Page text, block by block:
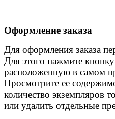
Оформление заказа
Для оформления заказа
Для этого нажмите
расположенную в самом
Просмотрите ее
количество экземпляров
или удалить отдельные